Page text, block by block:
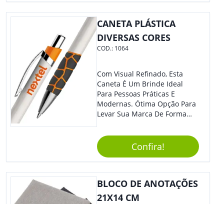
CANETA PLÁSTICA
DIVERSAS CORES
COD.: 1064
Com Visual Refinado, Esta
Caneta É Um Brinde Ideal
Para Pessoas Práticas E
Modernas. Ótima Opção Para
Levar Sua Marca De Forma
Sua Empresa Em Eventos,
Reuniões Corporativas Ou Até
Mesmo Para Presentear
Colaboradores E Parceiros De
Sua Empresa.
Confira!
BLOCO DE ANOTAÇÕES
21X14 CM